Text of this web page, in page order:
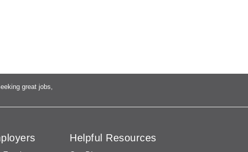
great jobs,
Helpful Resources